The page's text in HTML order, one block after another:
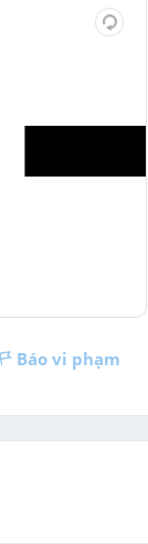
Báo vi phạm